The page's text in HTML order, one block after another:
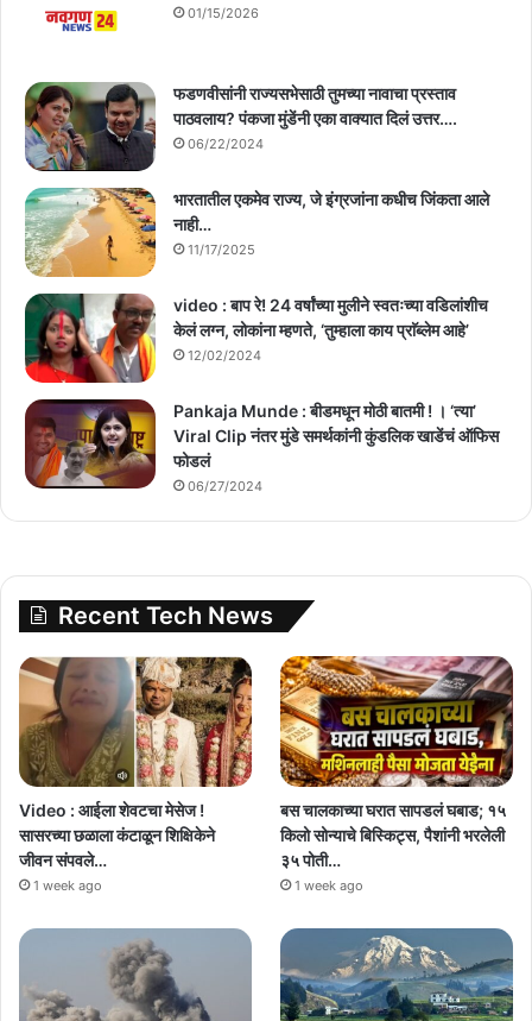
01/15/2026
फडणवीसांनी राज्यसभेसाठी तुमच्या नावाचा प्रस्ताव
पाठवलाय? पंकजा मुंडेंनी एका वाक्यात दिलं उत्तर….
06/22/2024
भारतातील एकमेव राज्य, जे इंग्रजांना कधीच जिंकता आले
नाही…
11/17/2025
video : बाप रे! 24 वर्षांच्या मुलीने स्वतःच्या वडिलांशीच
केलं लग्न, लोकांना म्हणते, ‘तुम्हाला काय प्राॅब्लेम आहे’
12/02/2024
Pankaja Munde : बीडमधून मोठी बातमी ! । ‘त्या’
Viral Clip नंतर मुंडे समर्थकांनी कुंडलिक खाडेंचं ऑफिस
फोडलं
06/27/2024
Recent Tech News
Video : आईला शेवटचा मेसेज !
सासरच्या छळाला कंटाळून शिक्षिकेने
जीवन संपवले…
1 week ago
बस चालकाच्या घरात सापडलं घबाड; १५
किलो सोन्याचे बिस्किट्स, पैशांनी भरलेली
३५ पोती…
1 week ago